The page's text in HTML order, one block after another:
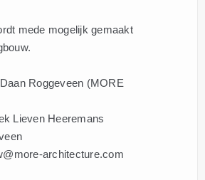
mede mogelijk gemaakt
Roggeveen (MORE
Lieven Heeremans
architecture.com